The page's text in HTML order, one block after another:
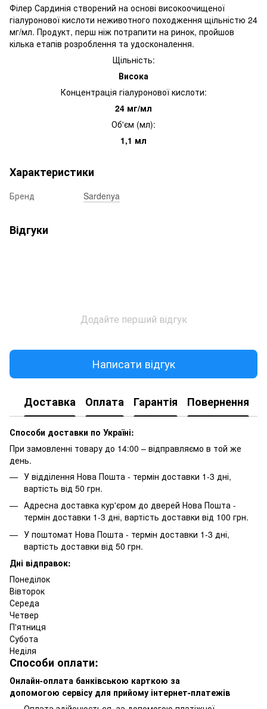
Філер Сардинія створений на основі високоочищеної
гіалуронової кислоти неживотного походження щільністю 24
мг/мл. Продукт, перш ніж потрапити на ринок, пройшов
кілька етапів розроблення та удосконалення.
Щільність:
Висока
Концентрація гіалуронової кислоти:
24 мг/мл
Об'єм (мл):
1,1 мл
Характеристики
Бренд Sardenya
Відгуки
Додайте перший відгук
Написати відгук
Доставка Оплата Гарантія Повернення
Способи доставки по Україні:
При замовленні товару до 14:00 – відправляємо в той же
день.
У відділення Нова Пошта - термін доставки 1-3 дні,
вартість від 50 грн.
Адресна доставка кур'єром до дверей Нова Пошта -
термін доставки 1-3 дні, вартість доставки від 100 грн.
У поштомат Нова Пошта - термін доставки 1-3 дні,
вартість доставки від 50 грн.
Дні відправок:
Понеділок
Вівторок
Середа
Четвер
П'ятниця
Субота
Неділя
Способи оплати:
Онлайн-оплата банківською карткою за
допомогою сервісу для прийому інтернет-платежів